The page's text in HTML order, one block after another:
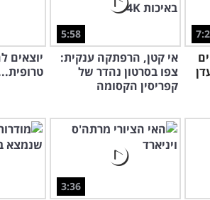
5:58
אי קטן, הרפתקה ענקית:
צפו בסרטון נהדר של
קפריסין הקסומה
יוצאים
3:36